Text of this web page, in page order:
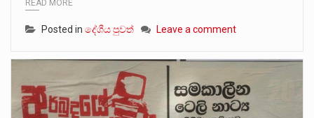
READ MORE
Posted in දේශීය පුවත් Leave a comment